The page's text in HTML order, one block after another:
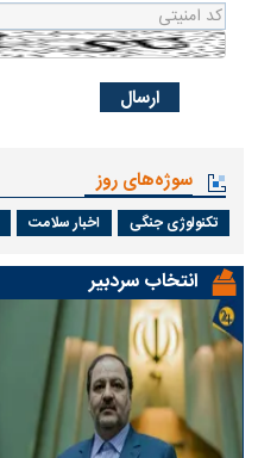
سوژه‌های روز
تکنولوژی جنگی اخبار سلامت
انتخاب سردبیر